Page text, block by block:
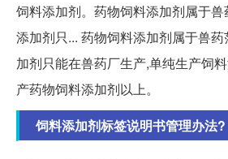
饲料添加剂。药物饲料添加剂属于
添加剂只... 药物饲料添加剂属于兽
加剂只能在兽药厂生产,单纯生产饲
产药物饲料添加剂以上。
饲料添加剂标签说明书管理办法?